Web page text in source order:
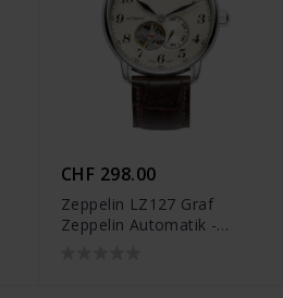
CHF 298.00
Zeppelin LZ127 Graf
Zeppelin Automatik -